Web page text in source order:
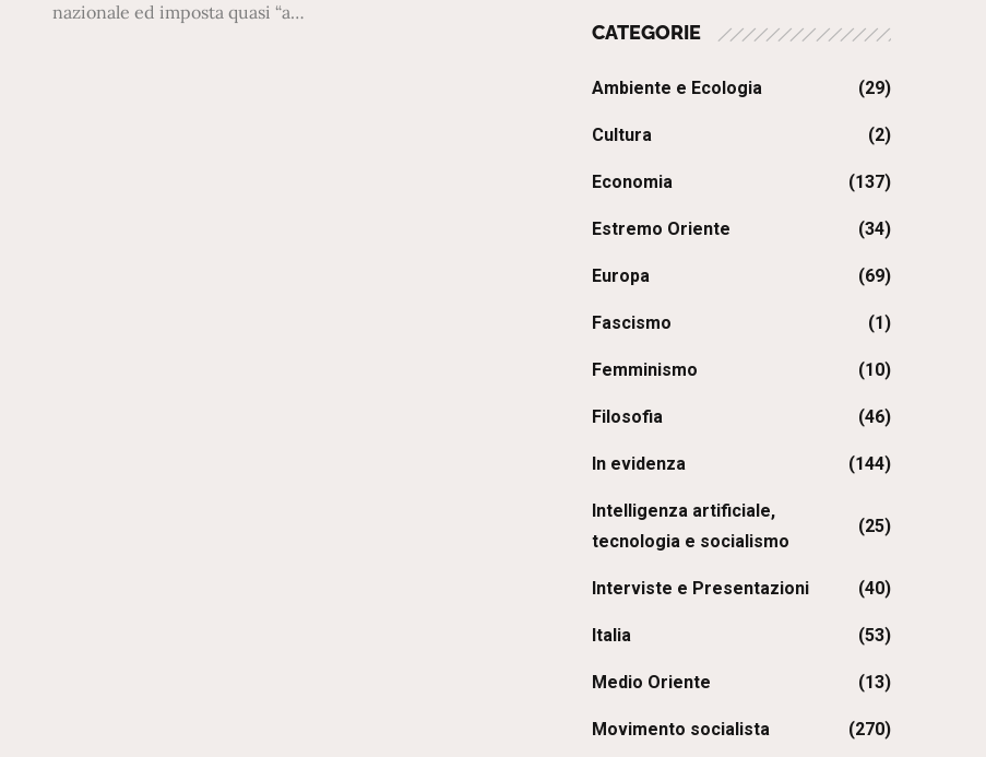
nazionale ed imposta quasi “a…
CATEGORIE
Ambiente e Ecologia (29)
Cultura (2)
Economia (137)
Estremo Oriente (34)
Europa (69)
Fascismo (1)
Femminismo (10)
Filosofia (46)
In evidenza (144)
Intelligenza artificiale,
tecnologia e socialismo
(25)
Interviste e Presentazioni (40)
Italia (53)
Medio Oriente (13)
Movimento socialista (270)